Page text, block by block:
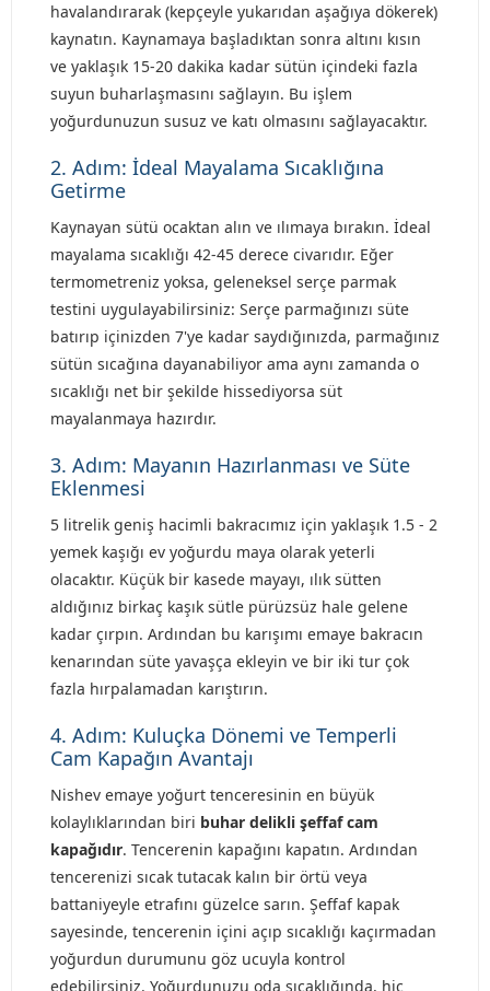
havalandırarak (kepçeyle yukarıdan aşağıya dökerek)
kaynatın. Kaynamaya başladıktan sonra altını kısın
ve yaklaşık 15-20 dakika kadar sütün içindeki fazla
suyun buharlaşmasını sağlayın. Bu işlem
yoğurdunuzun susuz ve katı olmasını sağlayacaktır.
2. Adım: İdeal Mayalama Sıcaklığına
Getirme
Kaynayan sütü ocaktan alın ve ılımaya bırakın. İdeal
mayalama sıcaklığı 42-45 derece civarıdır. Eğer
termometreniz yoksa, geleneksel serçe parmak
testini uygulayabilirsiniz: Serçe parmağınızı süte
batırıp içinizden 7'ye kadar saydığınızda, parmağınız
sütün sıcağına dayanabiliyor ama aynı zamanda o
sıcaklığı net bir şekilde hissediyorsa süt
mayalanmaya hazırdır.
3. Adım: Mayanın Hazırlanması ve Süte
Eklenmesi
5 litrelik geniş hacimli bakracımız için yaklaşık 1.5 - 2
yemek kaşığı ev yoğurdu maya olarak yeterli
olacaktır. Küçük bir kasede mayayı, ılık sütten
aldığınız birkaç kaşık sütle pürüzsüz hale gelene
kadar çırpın. Ardından bu karışımı emaye bakracın
kenarından süte yavaşça ekleyin ve bir iki tur çok
fazla hırpalamadan karıştırın.
4. Adım: Kuluçka Dönemi ve Temperli
Cam Kapağın Avantajı
Nishev emaye yoğurt tenceresinin en büyük
kolaylıklarından biri buhar delikli şeffaf cam
kapağıdır. Tencerenin kapağını kapatın. Ardından
tencerenizi sıcak tutacak kalın bir örtü veya
battaniyeyle etrafını güzelce sarın. Şeffaf kapak
sayesinde, tencerenin içini açıp sıcaklığı kaçırmadan
yoğurdun durumunu göz ucuyla kontrol
edebilirsiniz. Yoğurdunuzu oda sıcaklığında, hiç